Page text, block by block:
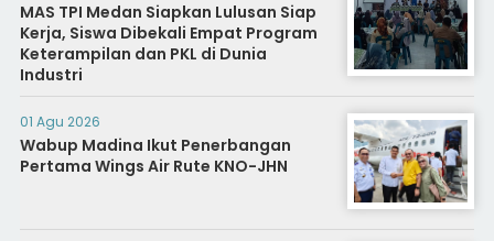
MAS TPI Medan Siapkan Lulusan Siap
Kerja, Siswa Dibekali Empat Program
Keterampilan dan PKL di Dunia
Industri
01 Agu 2026
Wabup Madina Ikut Penerbangan
Pertama Wings Air Rute KNO-JHN